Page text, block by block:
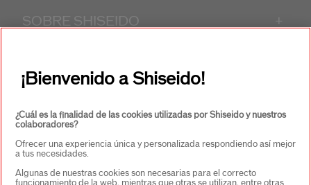
SOBRE SHISEIDO +
CONTACTO +
¡Bienvenido a Shiseido!
¿Cuál es la finalidad de las cookies utilizadas por Shiseido y nuestros
colaboradores?
Ofrecer una experiencia única y personalizada respondiendo así mejor
a tus necesidades.
Algunas de nuestras cookies son necesarias para el correcto
funcionamiento de la web, mientras que otras se utilizan, entre otras